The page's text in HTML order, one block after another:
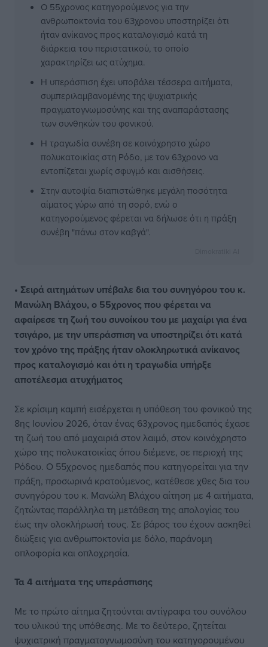
Ο 55χρονος κατηγορούμενος για την
ανθρωποκτονία του 63χρονου υποστηρίζει ότι
ήταν ανίκανος προς καταλογισμό κατά τη
διάρκεια του περιστατικού, το οποίο
χαρακτηρίζει ως ατύχημα.
Η υπεράσπιση έχει υποβάλει τέσσερα αιτήματα,
συμπεριλαμβανομένης της ψυχιατρικής
πραγματογνωμοσύνης και της αναπαράστασης
των συνθηκών του φονικού.
Η τραγωδία συνέβη σε κοινόχρηστο χώρο
πολυκατοικίας στη Ρόδο, με τον 63χρονο να
εντοπίζεται χωρίς σφυγμό και αισθήσεις.
Στην αυτοψία διαπιστώθηκε μεγάλη ποσότητα
αίματος γύρω από τη σορό, ενώ ο
κατηγορούμενος φέρεται να δήλωσε ότι η πράξη
συνέβη "πάνω στον καβγά".
• Σειρά αιτημάτων υπέβαλε δια του συνηγόρου του κ.
Μανώλη Βλάχου, ο 55χρονος που φέρεται να
αφαίρεσε τη ζωή του συνοίκου του με μαχαίρι για ένα
τσιγάρο, με την υπεράσπιση να υποστηρίζει ότι κατά
τον χρόνο της πράξης ήταν ολοκληρωτικά ανίκανος
προς καταλογισμό και ότι η τραγωδία υπήρξε
αποτέλεσμα ατυχήματος
Σε κρίσιμη καμπή εισέρχεται η υπόθεση του φονικού της
8ης Ιουνίου 2026, όταν ένας 63χρονος ημεδαπός έχασε
τη ζωή του από μαχαιριά στον λαιμό, στον κοινόχρηστο
χώρο της πολυκατοικίας όπου διέμενε, σε περιοχή της
Ρόδου. Ο 55χρονος ημεδαπός που κατηγορείται για την
πράξη, προσωρινά κρατούμενος, κατέθεσε χθες δια του
συνηγόρου του κ. Μανώλη Βλάχου αίτηση με 4 αιτήματα,
ζητώντας παράλληλα τη μετάθεση της απολογίας του
έως την ολοκλήρωσή τους. Σε βάρος του έχουν ασκηθεί
διώξεις για ανθρωποκτονία με δόλο, παράνομη
οπλοφορία και οπλοχρησία.
Τα 4 αιτήματα της υπεράσπισης
Με το πρώτο αίτημα ζητούνται αντίγραφα του συνόλου
του υλικού της υπόθεσης. Με το δεύτερο, ζητείται
ψυχιατρική πραγματογνωμοσύνη του κατηγορουμένου